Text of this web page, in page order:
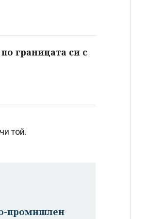
границата си с
той.
промишлен